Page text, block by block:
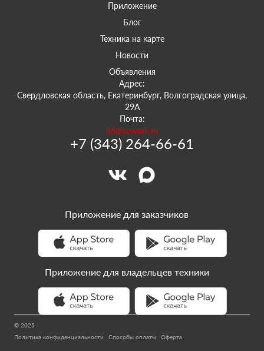
Приложение
Блог
Техника на карте
Новости
Объявления
Адрес:
Свердловская область, Екатеринбург, Волгоградская улица,
29А
Почта:
66@sowork.ru
+7 (343) 264-66-61
© 2025
Политика конфиденциальности
Способы оплаты Оферта
Приложение для заказчиков
Приложение для владельцев техники